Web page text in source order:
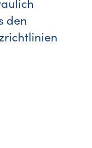
den